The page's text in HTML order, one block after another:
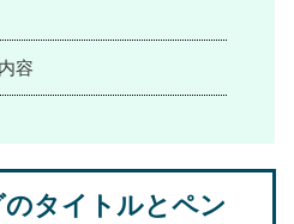
容
のタイトルとペン